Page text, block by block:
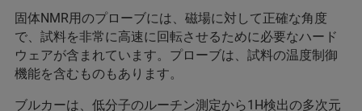
固体NMR用のプローブには、磁場に対して正確な角度
で、試料を非常に高速に回転させるために必要なハード
ウェアが含まれています。プローブは、試料の温度制御
機能を含むものもあります。
ブルカーは、低分子のルーチン測定から1H検出の多次元